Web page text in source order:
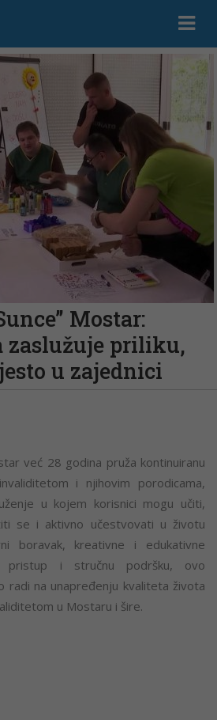
Mostar:
zaslužuje priliku,
u zajednici
već 28 godina pruža kontinuiranu
i njihovim porodicama,
u kojem korisnici mogu učiti,
se i aktivno učestvovati u životu
boravak, kreativne i edukativne
pristup i stručnu podršku, ovo
radi na unapređenju kvaliteta života
u Mostaru i šire.